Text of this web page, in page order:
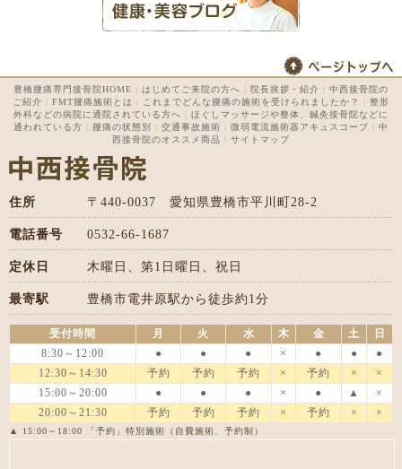
豊橋腰痛専門接骨院HOME はじめてご来院の方へ 院長挨拶・紹介
中西接骨院の
ご紹介
FMT腰痛施術とは これまでどんな腰痛の施術を受けられましたか？
整形
外科などの病院に通院されている方へ
ほぐしマッサージや整体、鍼灸接骨院などに
通われている方
腰痛の状態別 交通事故施術 微弱電流施術器アキュスコープ
中
西接骨院のオススメ商品
サイトマップ
住所 〒440-0037 愛知県豊橋市平川町28-2
電話番号 0532-66-1687
定休日 木曜日、第1日曜日、祝日
最寄駅 豊橋市電井原駅から徒歩約1分
受付時間 月 火 水 木 金 土
日
8:30～12:00
● ● ● × ● ●
●
12:30～14:30
予約 予約 予約 × 予約 ×
×
15:00～20:00
● ● ● × ● ▲
×
20:00～21:30
予約 予約 予約 × 予約 × ×
▲ 15:00～18:00 「予約」特別施術（自費施術、予約制）